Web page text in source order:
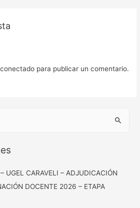
conectado para publicar un comentario.
UGEL CARAVELI – ADJUDICACIÓN
DOCENTE 2026 – ETAPA